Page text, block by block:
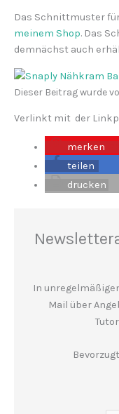
Das Schnittmuster
meinem Shop. Das
demnächst auch
Dieser Beitrag wurde
Verlinkt mit der
merken
teilen
drucken
In
Mail über